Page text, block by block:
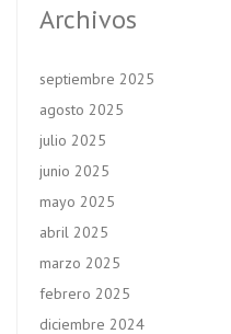
Archivos
septiembre 2025
agosto 2025
julio 2025
junio 2025
mayo 2025
abril 2025
marzo 2025
febrero 2025
diciembre 2024